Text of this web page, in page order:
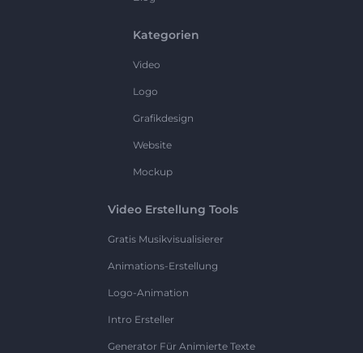
Kategorien
Video
Logo
Grafikdesign
Website
Mockup
Video Erstellung Tools
Gratis Musikvisualisierer
Animations-Erstellung
Logo-Animation
Intro Ersteller
Generator Für Animierte Texte